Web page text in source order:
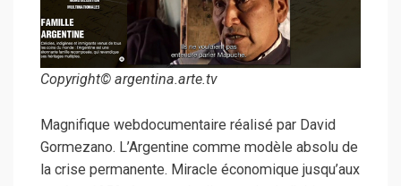
Copyright© argentina.arte.tv
Magnifique webdocumentaire réalisé par David
Gormezano. L’Argentine comme modèle absolu de
la crise permanente. Miracle économique jusqu’aux